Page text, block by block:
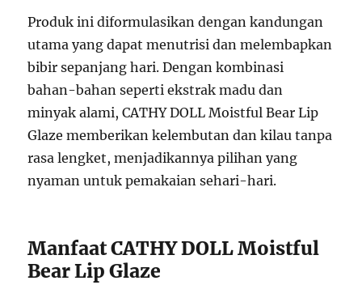
Produk ini diformulasikan dengan kandungan
utama yang dapat menutrisi dan melembapkan
bibir sepanjang hari. Dengan kombinasi
bahan-bahan seperti ekstrak madu dan
minyak alami, CATHY DOLL Moistful Bear Lip
Glaze memberikan kelembutan dan kilau tanpa
rasa lengket, menjadikannya pilihan yang
nyaman untuk pemakaian sehari-hari.
Manfaat CATHY DOLL Moistful
Bear Lip Glaze